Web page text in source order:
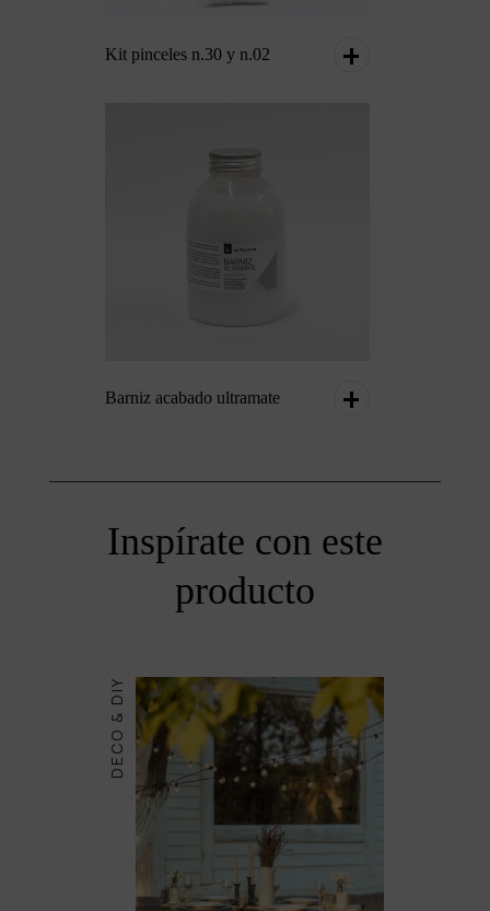
Kit pinceles n.30 y n.02
Barniz acabado ultramate
Inspírate con este
producto
DECO & DIY